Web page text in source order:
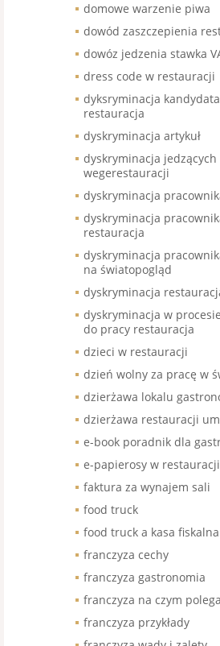
domowe warzenie piwa
dowód zaszczepienia
dowóz jedzenia stawka
dress code w restauracji
dyksryminacja
restauracja
dyskryminacja artykuł
dyskryminacja
wegerestauracji
dyskryminacja
dyskryminacja
restauracja
dyskryminacja
na światopogląd
dyskryminacja
dyskryminacja w
do pracy restauracja
dzieci w restauracji
dzień wolny za pracę w
dzierżawa lokalu
dzierżawa restauracji
e-book poradnik dla
e-papierosy w restauracji
faktura za wynajem sali
food truck
food truck a kasa fiskalna
franczyza cechy
franczyza gastronomia
franczyza na czym polega
franczyza przykłady